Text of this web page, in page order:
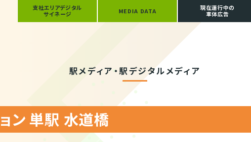
駅メディア・駅デジタルメディア
ン 単駅 水道橋
支社エリアデジタル
サイネージ
MEDIA DATA
現在運行中の
車体広告